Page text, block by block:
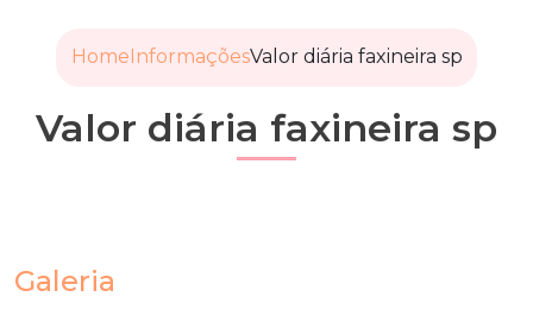
Home InformaçõesValor diária faxineira sp
Valor diária faxineira sp
Galeria